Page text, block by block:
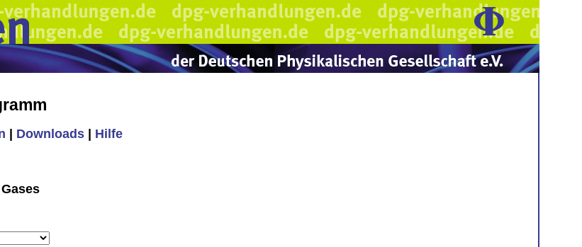
Downloads Hilfe